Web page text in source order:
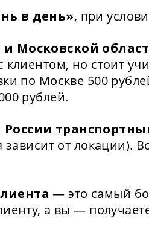
в день», при
Московской
клиентом, но стоит
по Москве 500
рублей.
России
зависит от локации).
— это самый
а вы —